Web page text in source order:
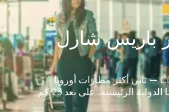
باريس شارل
دليلك الشامل لـ CDG — ثاني أكثر مطارات أوروبا
ازدحامًا وبوابة فرنسا الدولية الرئيسية، على بعد 23 كم